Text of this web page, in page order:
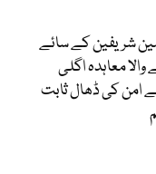
شریفین کے سائے
معاہدہ اگلی
امن کی ڈھال ثابت